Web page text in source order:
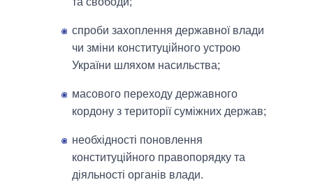
спроби захоплення державної влади
чи зміни конституційного устрою
України шляхом насильства;
масового переходу державного
кордону з території суміжних держав;
необхідності поновлення
конституційного правопорядку та
діяльності органів влади.